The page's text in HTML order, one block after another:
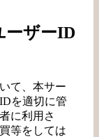
ーザーID
て、本サー
を適切に管
に利用さ
等をしては